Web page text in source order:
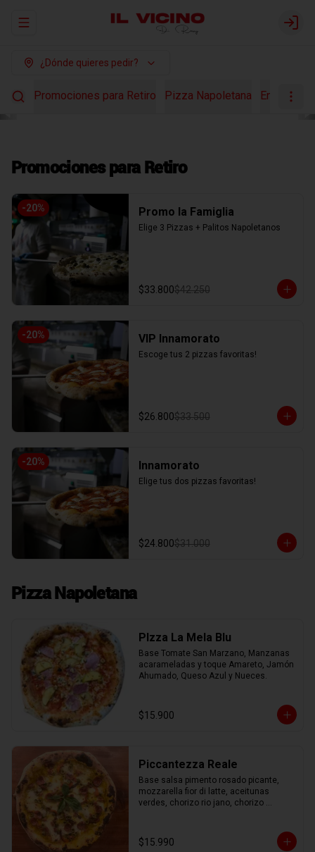
Abrir menu de navegación Login
¿Dónde quieres pedir?
Promociones para Retiro Pizza Napoletana Ensaladas
Promociones para Retiro
-20% Promo la Famiglia
Elige 3 Pizzas + Palitos Napoletanos
$33.800$42.250
-20% VIP Innamorato
Escoge tus 2 pizzas favoritas!
$26.800$33.500
-20% Innamorato
Elige tus dos pizzas favoritas!
$24.800$31.000
Pizza Napoletana
PIzza La Mela Blu
Base Tomate San Marzano, Manzanas
acarameladas y toque Amareto, Jamón
Ahumado, Queso Azul y Nueces.
$15.900
Piccantezza Reale
Base salsa pimento rosado picante,
mozzarella fior di latte, aceitunas
verdes, chorizo rio jano, chorizo
$15.990